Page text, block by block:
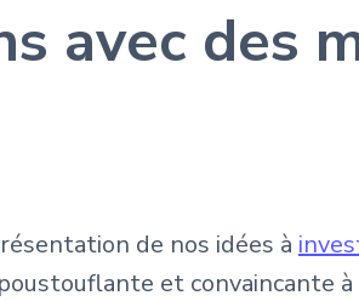
avec des
de nos idées à
et convaincante